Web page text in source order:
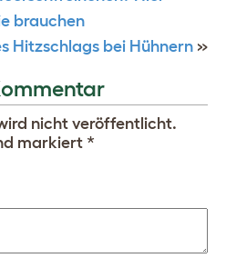
brauchen
Hitzschlags bei Hühnern »
nicht veröffentlicht.
markiert *